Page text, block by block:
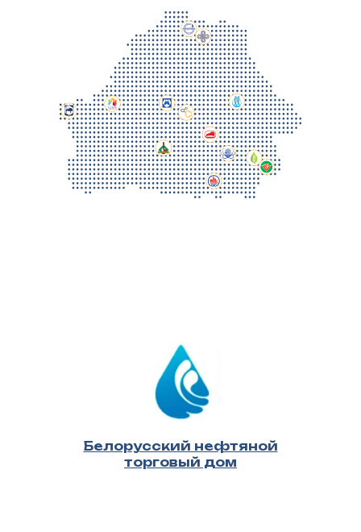
При наличии продукции на
России возможен самовывоз
*уточняйте у менеджера
Белорусский нефтяной
торговый дом